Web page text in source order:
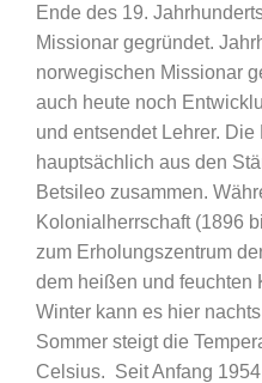
Ende des 19.
Missionar gegründet.
norwegischen Missionar
auch heute noch
und entsendet Lehrer.
hauptsächlich aus den
Betsileo zusammen.
Kolonialherrschaft (1896
zum Erholungszentrum
dem heißen und feuchten
Winter kann es hier
Sommer steigt die
Celsius. Seit Anfang